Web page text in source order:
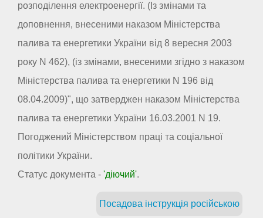
розподілення електроенергії. (Із змінами та
доповнення, внесеними наказом Міністерства
палива та енергетики України від 8 вересня 2003
року N 462), (із змінами, внесеними згідно з наказом
Міністерства палива та енергетики N 196 від
08.04.2009)", що затверджен наказом Міністерства
палива та енергетики України 16.03.2001 N 19.
Погоджений Міністерством праці та соціальної
політики України.
Статус документа - 'діючий'.
Посадова інструкція російською